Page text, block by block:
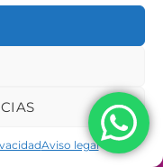
Aviso legal